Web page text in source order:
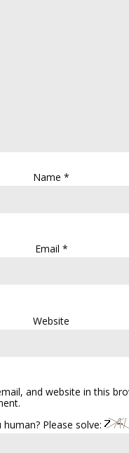
Name *
Email *
Website
and website in this
human? Please solve: